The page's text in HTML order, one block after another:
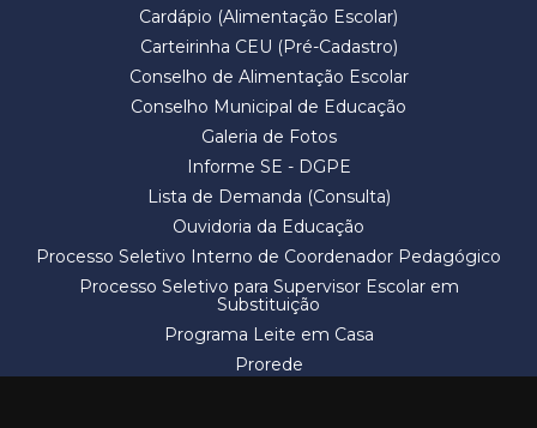
Cardápio (Alimentação Escolar)
Carteirinha CEU (Pré-Cadastro)
Conselho de Alimentação Escolar
Conselho Municipal de Educação
Galeria de Fotos
Informe SE - DGPE
Lista de Demanda (Consulta)
Ouvidoria da Educação
Processo Seletivo Interno de Coordenador Pedagógico
Processo Seletivo para Supervisor Escolar em
Substituição
Programa Leite em Casa
Prorede